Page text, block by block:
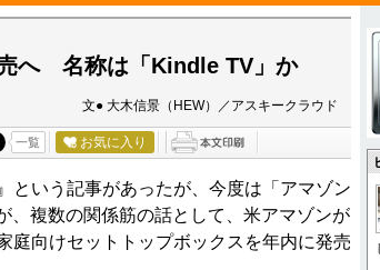
へ 名称は「Kindle TV」か
文● 大木信景（HEW）／アスキークラウド
一覧 お気に入り
いう記事があったが、今度は「アマゾン
、複数の関係筋の話として、米アマゾンが
庭向けセットトップボックスを年内に発売